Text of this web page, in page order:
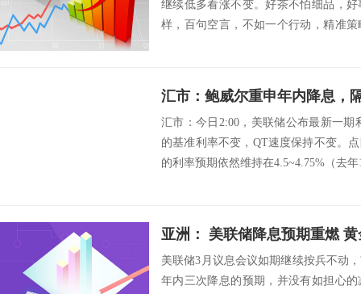
继续低多看涨不变。好茶不怕细品，
样，百句空言，不如一个行动，精准
汇市：今日2:00，美联储公布最新一期
的基准利率不变，QT速度保持不变。
的利率预期依然维持在4.5~4.75%（去年
亚洲： 美联储降息预期重燃
美联储3月议息会议如期继续按兵不动
年内三次降息的预期，并没有如担心